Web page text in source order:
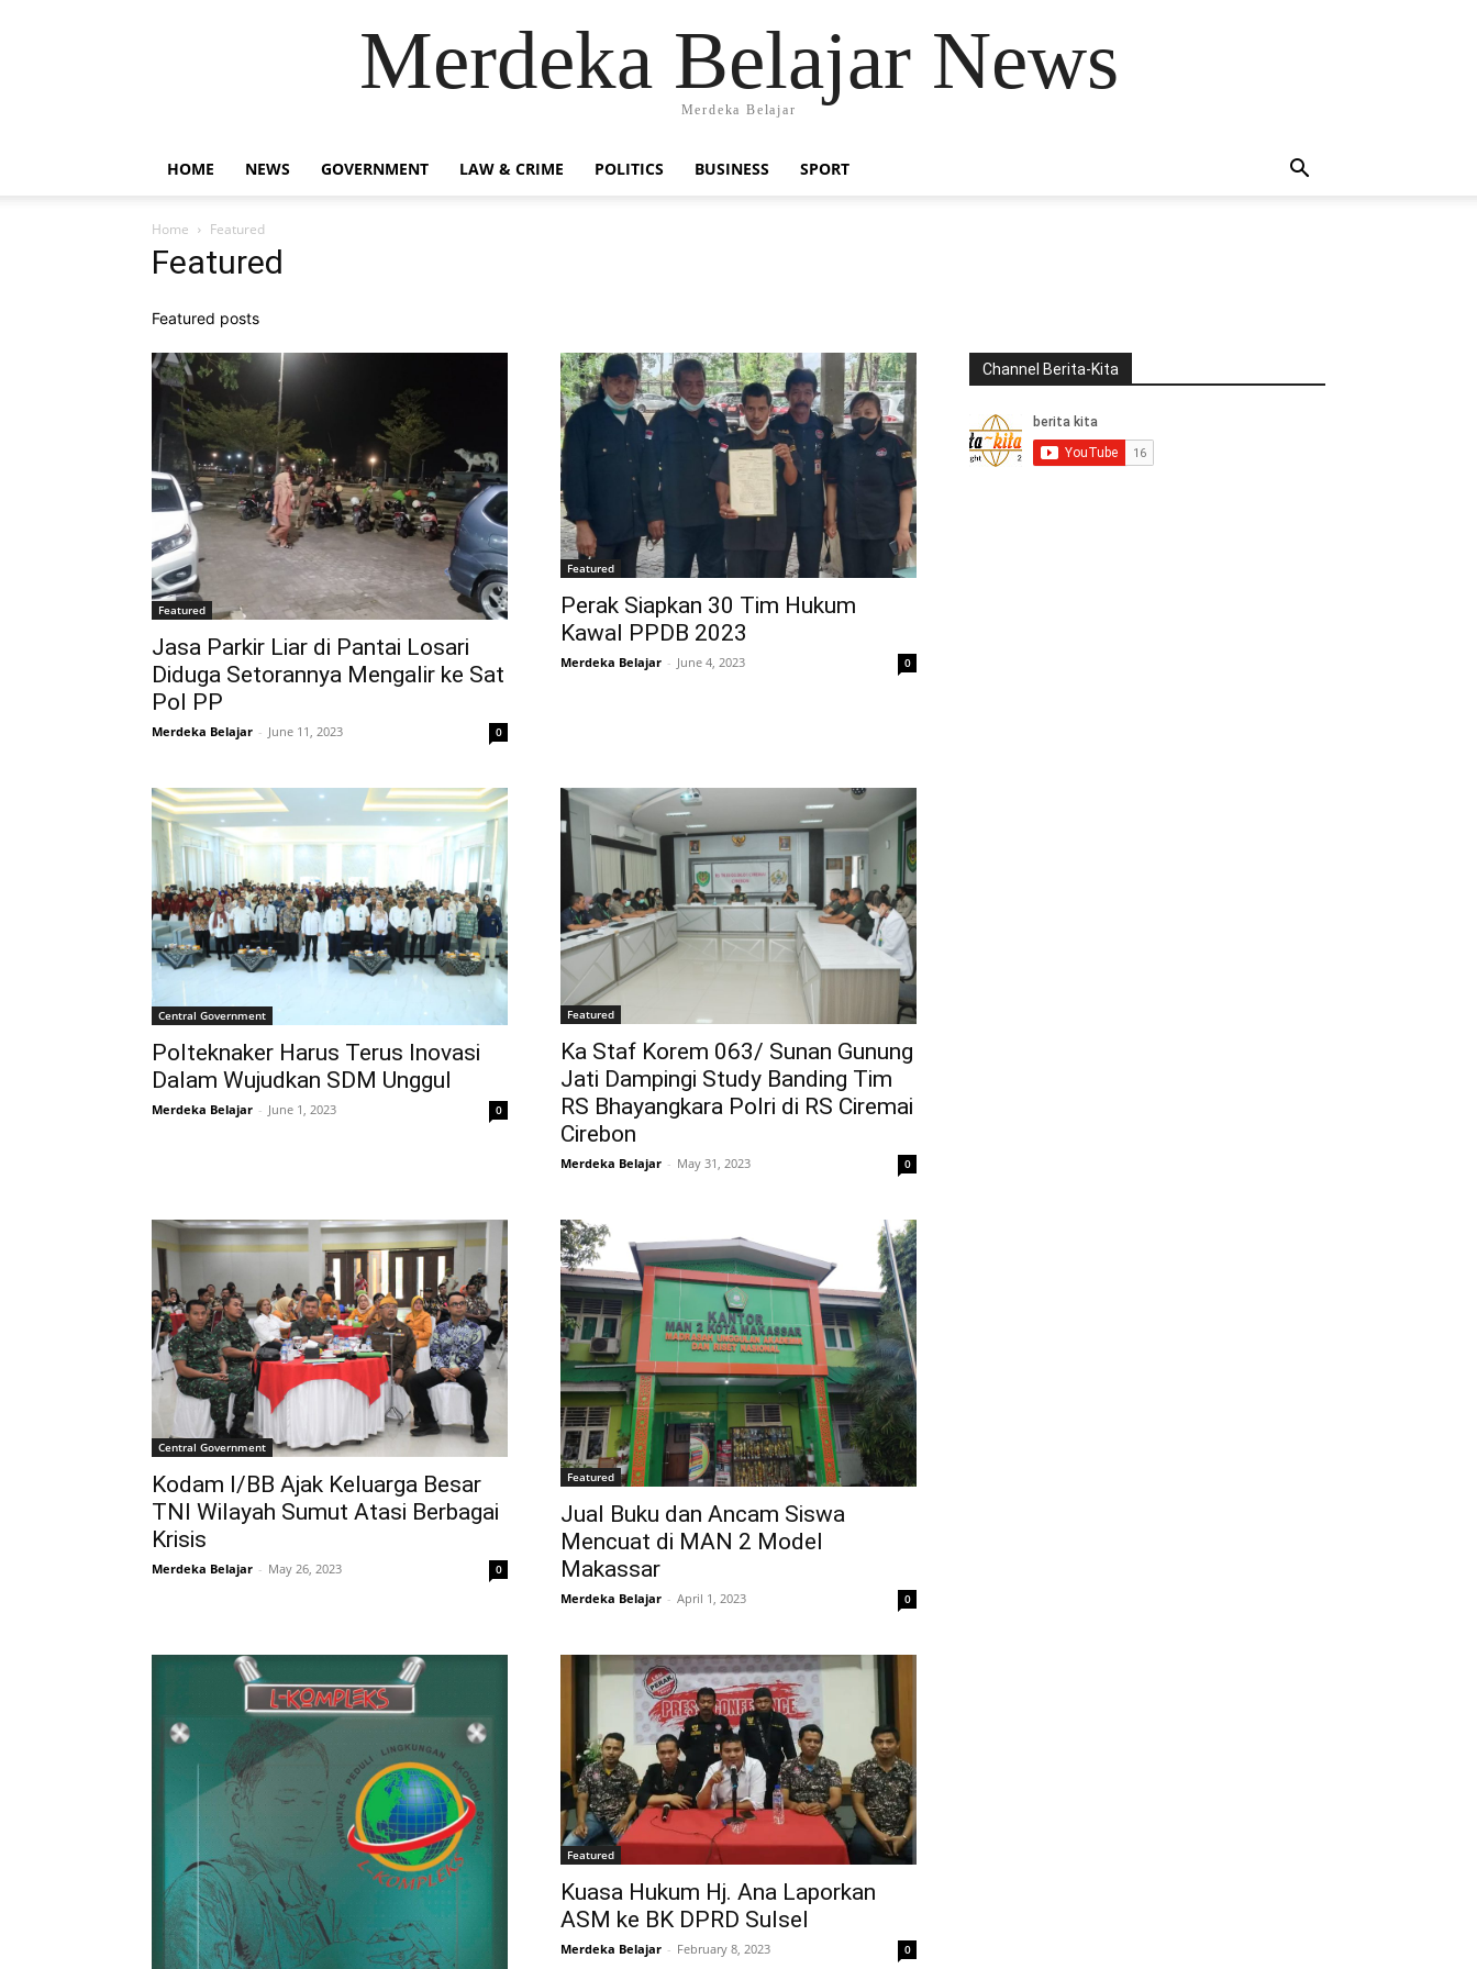
Merdeka Belajar News
Merdeka Belajar
HOME NEWS GOVERNMENT LAW & CRIME POLITICS BUSINESS SPORT
Home Featured
Featured
Featured posts
Featured
Jasa Parkir Liar di Pantai Losari
Diduga Setorannya Mengalir ke Sat
Pol PP
Merdeka Belajar - June 11, 2023 0
Featured
Perak Siapkan 30 Tim Hukum
Kawal PPDB 2023
Merdeka Belajar - June 4, 2023 0
Central Government
Polteknaker Harus Terus Inovasi
Dalam Wujudkan SDM Unggul
Merdeka Belajar - June 1, 2023 0
Featured
Ka Staf Korem 063/ Sunan Gunung
Jati Dampingi Study Banding Tim
RS Bhayangkara Polri di RS Ciremai
Cirebon
Merdeka Belajar - May 31, 2023 0
Central Government
Kodam I/BB Ajak Keluarga Besar
TNI Wilayah Sumut Atasi Berbagai
Krisis
Merdeka Belajar - May 26, 2023 0
Featured
Jual Buku dan Ancam Siswa
Mencuat di MAN 2 Model
Makassar
Merdeka Belajar - April 1, 2023 0
Featured
Kuasa Hukum Hj. Ana Laporkan
ASM ke BK DPRD Sulsel
Merdeka Belajar - February 8, 2023 0
Channel Berita-Kita